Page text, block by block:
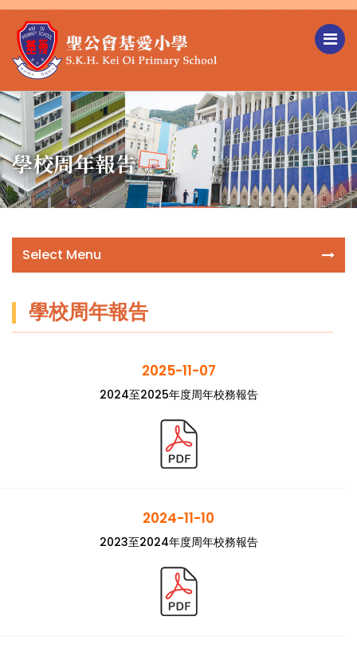
學校周年報告
Select Menu
學校周年報告
2025-11-07
2024至2025年度周年校務報告
2024-11-10
2023至2024年度周年校務報告